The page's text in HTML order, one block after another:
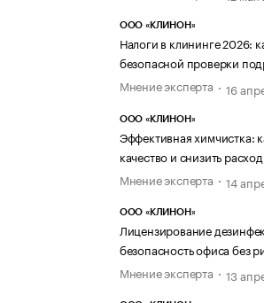
ООО «КЛИНОН»
Налоги в клининге 2026:
безопасной проверки
Мнение эксперта
16
ООО «КЛИНОН»
Эффективная химчистка:
качество и снизить
Мнение эксперта
14
ООО «КЛИНОН»
Лицензирование
безопасность офиса без
Мнение эксперта
13